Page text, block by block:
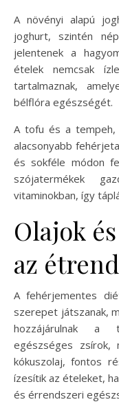
A növényi alapú
joghurt, szintén
jelentenek a
ételek nemcsak
tartalmaznak,
bélflóra egészségét.
A tofu és a tempeh,
alacsonyabb
és sokféle módon
szójatermékek
vitaminokban, így
Olajok
az
A fehérjementes
szerepet játszanak,
hozzájárulnak a
egészséges zsírok,
kókuszolaj, fontos
ízesítik az ételeket,
és érrendszeri